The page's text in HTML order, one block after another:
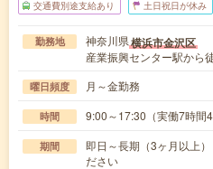
交通費別途支給あり 土日祝日が休み
勤務地 神奈川県横浜市金沢区
産業振興センター駅から
曜日頻度 月～金勤務
時間 9:00～17:30（実働7時間
期間
即日～長期（3ヶ月以上
ださい